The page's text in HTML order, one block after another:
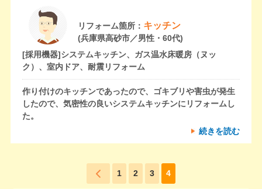
リフォーム箇所： キッチン
(兵庫県高砂市／男性・60代)
[採用機器]システムキッチン、ガス温水床暖房（ヌッ
ク）、室内ドア、耐震リフォーム
作り付けのキッチンであったので、ゴキブリや害虫が発生
したので、気密性の良いシステムキッチンにリフォームし
た。
続きを読む
1 2 3 4